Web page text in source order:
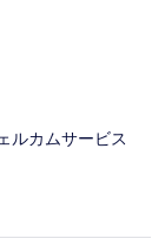
ルカムサービス